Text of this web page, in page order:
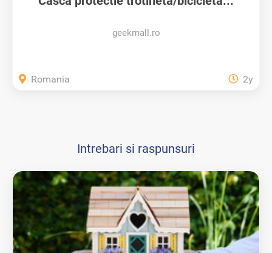
geekmall.ro
Romania 2y
Intrebari si raspunsuri